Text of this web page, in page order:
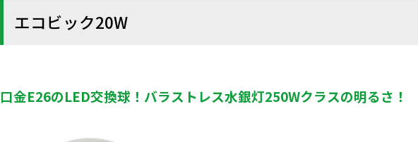
エコビック20W
口金E26のLED交換球！バラストレス水銀灯250Wクラスの明るさ！